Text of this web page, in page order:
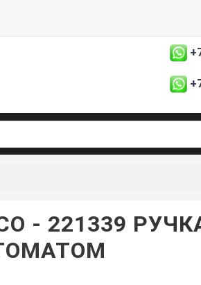
- 221339